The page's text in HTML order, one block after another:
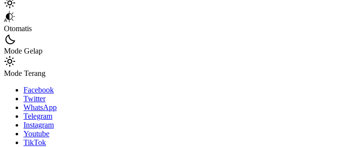
Otomatis
Mode Gelap
Mode Terang
Facebook
Twitter
WhatsApp
Telegram
Instagram
Youtube
TikTok